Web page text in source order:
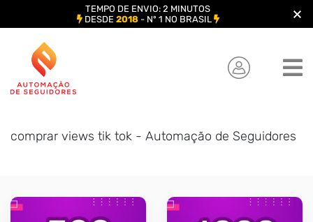
content
comprar views tik tok - Automação de Seguidores
TEMPO DE ENVIO: 2 MINUTOS
DESDE 2018- Nº 1 NO BRASIL